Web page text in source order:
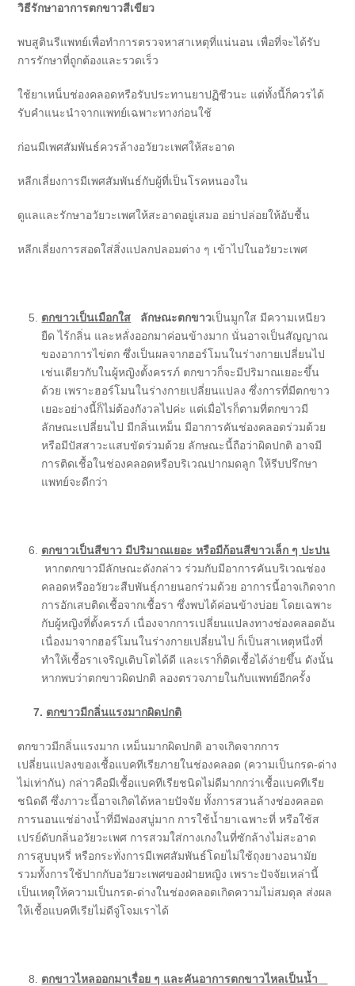
วิธีรักษาอาการตกขาวสีเขียว
พบสูตินรีแพทย์เพื่อทำการตรวจหาสาเหตุที่แน่นอน เพื่อที่จะได้รับ
การรักษาที่ถูกต้องและรวดเร็ว
ใช้ยาเหน็บช่องคลอดหรือรับประทานยาปฏิชีวนะ แต่ทั้งนี้ก็ควรได้
รับคำแนะนำจากแพทย์เฉพาะทางก่อนใช้
ก่อนมีเพศสัมพันธ์ควรล้างอวัยวะเพศให้สะอาด
หลีกเลี่ยงการมีเพศสัมพันธ์กับผู้ที่เป็นโรคหนองใน
ดูแลและรักษาอวัยวะเพศให้สะอาดอยู่เสมอ อย่าปล่อยให้อับชื้น
หลีกเลี่ยงการสอดใส่สิ่งแปลกปลอมต่าง ๆ เข้าไปในอวัยวะเพศ
ตกขาวเป็นเมือกใส ลักษณะตกขาวเป็นมูกใส มีความเหนียว
ยืด ไร้กลิ่น และหลั่งออกมาค่อนข้างมาก นั่นอาจเป็นสัญญาณ
ของอาการไข่ตก ซึ่งเป็นผลจากฮอร์โมนในร่างกายเปลี่ยนไป
เช่นเดียวกับในผู้หญิงตั้งครรภ์ ตกขาวก็จะมีปริมาณเยอะขึ้น
ด้วย เพราะฮอร์โมนในร่างกายเปลี่ยนแปลง ซึ่งการที่มีตกขาว
เยอะอย่างนี้ก็ไม่ต้องกังวลไปค่ะ แต่เมื่อไรก็ตามที่ตกขาวมี
ลักษณะเปลี่ยนไป มีกลิ่นเหม็น มีอาการคันช่องคลอดร่วมด้วย
หรือมีปัสสาวะแสบขัดร่วมด้วย ลักษณะนี้ถือว่าผิดปกติ อาจมี
การติดเชื้อในช่องคลอดหรือบริเวณปากมดลูก ให้รีบปรึกษา
แพทย์จะดีกว่า
ตกขาวเป็นสีขาว มีปริมาณเยอะ หรือมีก้อนสีขาวเล็ก ๆ ปะปน
หากตกขาวมีลักษณะดังกล่าว ร่วมกับมีอาการคันบริเวณช่อง
คลอดหรืออวัยวะสืบพันธุ์ภายนอกร่วมด้วย อาการนี้อาจเกิดจาก
การอักเสบติดเชื้อจากเชื้อรา ซึ่งพบได้ค่อนข้างบ่อย โดยเฉพาะ
กับผู้หญิงที่ตั้งครรภ์ เนื่องจากการเปลี่ยนแปลงทางช่องคลอดอัน
เนื่องมาจากฮอร์โมนในร่างกายเปลี่ยนไป ก็เป็นสาเหตุหนึ่งที่
ทำให้เชื้อราเจริญเติบโตได้ดี และเราก็ติดเชื้อได้ง่ายขึ้น ดังนั้น
หากพบว่าตกขาวผิดปกติ ลองตรวจภายในกับแพทย์อีกครั้ง
7. ตกขาวมีกลิ่นแรงมากผิดปกติ
ตกขาวมีกลิ่นแรงมาก เหม็นมากผิดปกติ อาจเกิดจากการ
เปลี่ยนแปลงของเชื้อแบคทีเรียภายในช่องคลอด (ความเป็นกรด-ด่าง
ไม่เท่ากัน) กล่าวคือมีเชื้อแบคทีเรียชนิดไม่ดีมากกว่าเชื้อแบคทีเรีย
ชนิดดี ซึ่งภาวะนี้อาจเกิดได้หลายปัจจัย ทั้งการสวนล้างช่องคลอด
การนอนแช่อ่างน้ำที่มีฟองสบู่มาก การใช้น้ำยาเฉพาะที่ หรือใช้ส
เปรย์ดับกลิ่นอวัยวะเพศ การสวมใส่กางเกงในที่ซักล้างไม่สะอาด
การสูบบุหรี่ หรือกระทั่งการมีเพศสัมพันธ์โดยไม่ใช้ถุงยางอนามัย
รวมทั้งการใช้ปากกับอวัยวะเพศของฝ่ายหญิง เพราะปัจจัยเหล่านี้
เป็นเหตุให้ความเป็นกรด-ด่างในช่องคลอดเกิดความไม่สมดุล ส่งผล
ให้เชื้อแบคทีเรียไม่ดีจู่โจมเราได้
ตกขาวไหลออกมาเรื่อย ๆ และคันอาการตกขาวไหลเป็นน้ำ